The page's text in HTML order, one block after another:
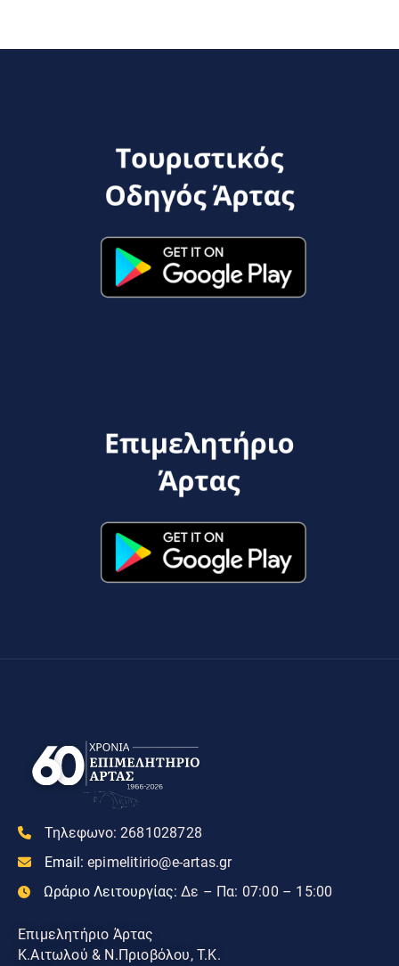
Τηλεφωνο: 2681028728
Email: epimelitirio@e-artas.gr
Ωράριο Λειτουργίας: Δε – Πα: 07:00 – 15:00
Επιμελητήριο Άρτας
Κ.Αιτωλού & Ν.Πριοβόλου, Τ.Κ.